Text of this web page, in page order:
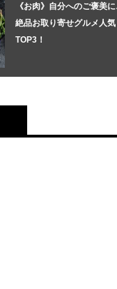
《お肉》自分へのご褒美に
絶品お取り寄せグルメ人気
TOP3！